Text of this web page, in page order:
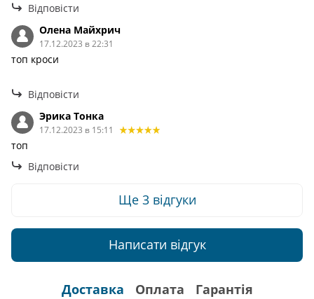
Відповісти
Олена Майхрич
17.12.2023 в 22:31
топ кроси
Відповісти
Эрика Тонка
17.12.2023 в 15:11
топ
Відповісти
Ще 3 відгуки
Написати відгук
Доставка Оплата Гарантія